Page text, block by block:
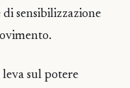
sensibilizzazione
sul potere